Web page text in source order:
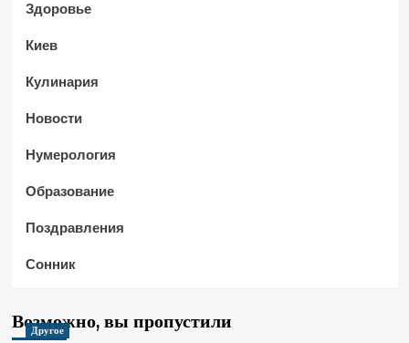
Здоровье
Киев
Кулинария
Новости
Нумерология
Образование
Поздравления
Сонник
Возможно, вы пропустили
Другое